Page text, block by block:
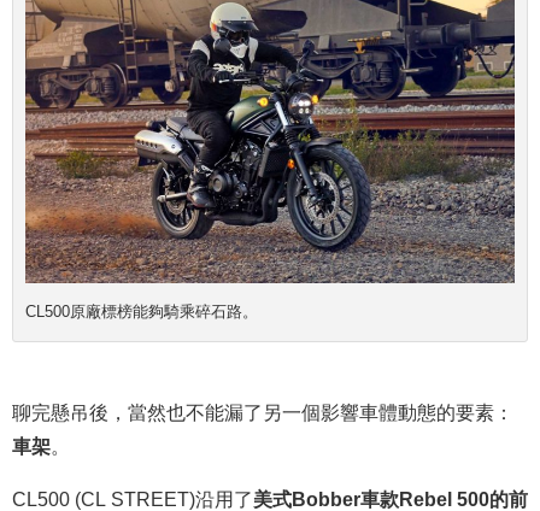
CL500原廠標榜能夠騎乘碎石路。
聊完懸吊後，當然也不能漏了另一個影響車體動態的要素：
車架。
CL500 (CL STREET)沿用了美式Bobber車款Rebel 500的前